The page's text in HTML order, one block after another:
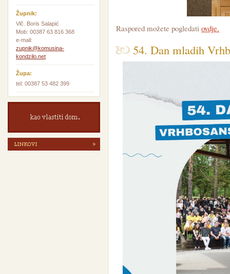
Vjerno služi Bogu velikome!
Župnik:
Vlč. Boris Salapić
Mob: 00387 63 816 368
e-mail:
zupnik@komusina-
kondzilo.net
Župa:
tel: 00387 53 482 399
Raspored možete pogledati ovdje.
54. Dan mladih